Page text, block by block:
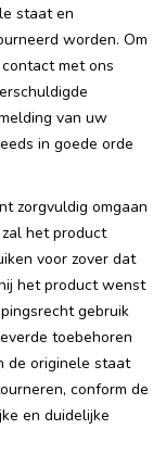
staat en
worden. Om
met ons
van uw
in goede orde
zorgvuldig omgaan
het product
voor zover dat
het product wenst
gebruik
toebehoren
de originele staat
conform de
en duidelijke